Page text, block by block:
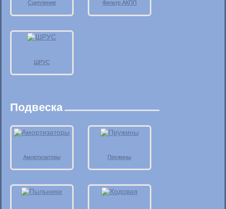
Сцепление Фильтр АКПП
ШРУС
Подвеска
Амортизаторы Пружины